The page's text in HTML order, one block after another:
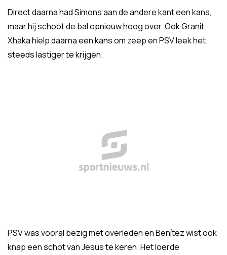
Direct daarna had Simons aan de andere kant een kans,
maar hij schoot de bal opnieuw hoog over. Ook Granit
Xhaka hielp daarna een kans om zeep en PSV leek het
steeds lastiger te krijgen.
PSV was vooral bezig met overleden en Benítez wist ook
knap een schot van Jesus te keren. Het loerde